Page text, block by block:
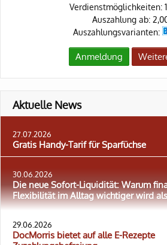
Verdienstmöglichkeiten:
Auszahlung ab:
Auszahlungsvarianten:
Anmeldung
Aktuelle News
27.07.2026
Gratis Handy-Tarif für Sparfüchse
30.06.2026
Die neue Sofort-Liquidität: Warum
Flexibilität im Alltag wichtiger wird
29.06.2026
DocMorris bietet auf alle E-Rezepte